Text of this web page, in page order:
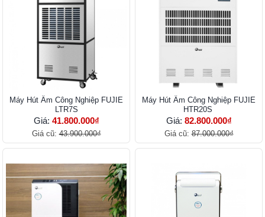
Máy Hút Ẩm Công Nghiệp FUJIE
LTR7S
Giá: 41.800.000₫
Giá cũ:43.900.000₫
Máy Hút Ẩm Công Nghiệp FUJIE
HTR20S
Giá: 82.800.000₫
Giá cũ:87.000.000₫